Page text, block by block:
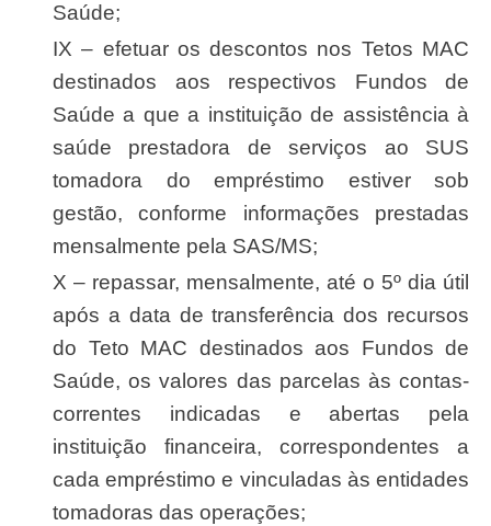
Saúde;
IX – efetuar os descontos nos Tetos MAC
destinados aos respectivos Fundos de
Saúde a que a instituição de assistência à
saúde prestadora de serviços ao SUS
tomadora do empréstimo estiver sob
gestão, conforme informações prestadas
mensalmente pela SAS/MS;
X – repassar, mensalmente, até o 5º dia útil
após a data de transferência dos recursos
do Teto MAC destinados aos Fundos de
Saúde, os valores das parcelas às contas-
correntes indicadas e abertas pela
instituição financeira, correspondentes a
cada empréstimo e vinculadas às entidades
tomadoras das operações;